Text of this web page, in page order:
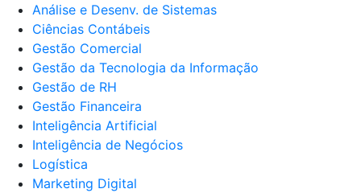
Análise e Desenv. de Sistemas
Ciências Contábeis
Gestão Comercial
Gestão da Tecnologia da Informação
Gestão de RH
Gestão Financeira
Inteligência Artificial
Inteligência de Negócios
Logística
Marketing Digital